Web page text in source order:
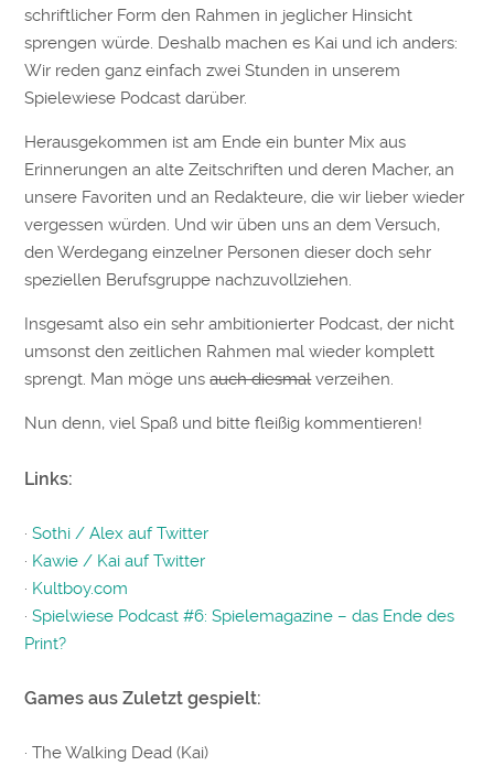
schriftlicher Form den Rahmen in jeglicher Hinsicht
sprengen würde. Deshalb machen es Kai und ich anders:
Wir reden ganz einfach zwei Stunden in unserem
Spielewiese Podcast darüber.
Herausgekommen ist am Ende ein bunter Mix aus
Erinnerungen an alte Zeitschriften und deren Macher, an
unsere Favoriten und an Redakteure, die wir lieber wieder
vergessen würden. Und wir üben uns an dem Versuch,
den Werdegang einzelner Personen dieser doch sehr
speziellen Berufsgruppe nachzuvollziehen.
Insgesamt also ein sehr ambitionierter Podcast, der nicht
umsonst den zeitlichen Rahmen mal wieder komplett
sprengt. Man möge unsauch diesmalverzeihen.
Nun denn, viel Spaß und bitte fleißig kommentieren!
Links:
·Sothi / Alex auf Twitter
· Kawie / Kai auf Twitter
· Kultboy.com
·Spielwiese Podcast #6: Spielemagazine – das Ende des
Print?
Games aus Zuletzt gespielt:
· The Walking Dead (Kai)